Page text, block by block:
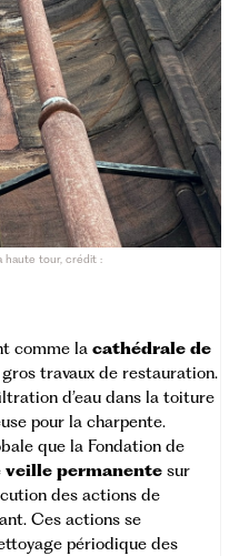
haute tour, crédit :
comme la cathédrale de
gros travaux de restauration.
d’eau dans la toiture
pour la charpente.
que la Fondation de
veille permanente sur
des actions de
Ces actions se
périodique des